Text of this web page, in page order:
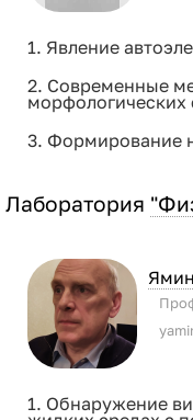
1. Явление
2. Современные
морфологических
3. Формирование
Лаборатория
1. Обнаружение